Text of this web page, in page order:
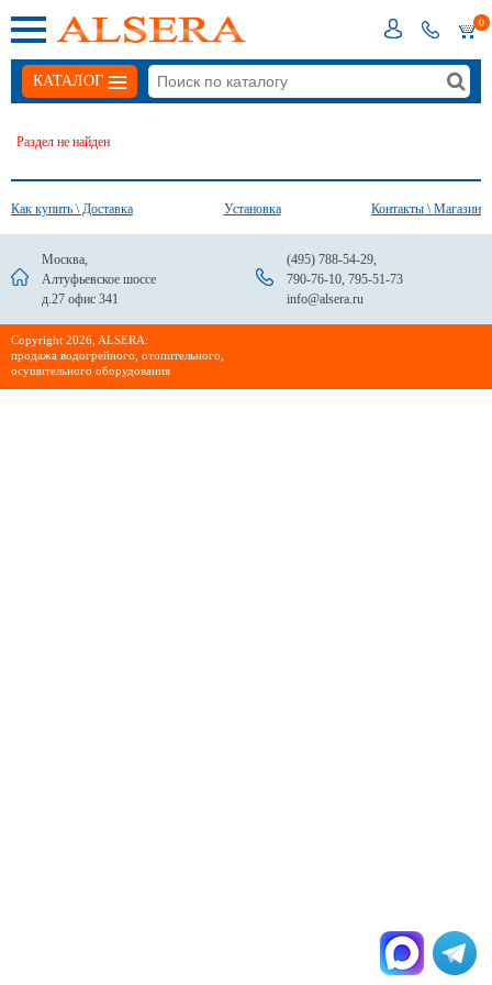
0
КАТАЛОГ
Раздел не найден
Как купить \ Доставка Установка Контакты \ Магазин
Москва,
Алтуфьевское шоссе
д.27 офис 341
(495) 788-54-29,
790-76-10, 795-51-73
info@alsera.ru
Сopyright 2026, ALSERA:
продажа водогрейного, отопительного,
осушительного оборудования